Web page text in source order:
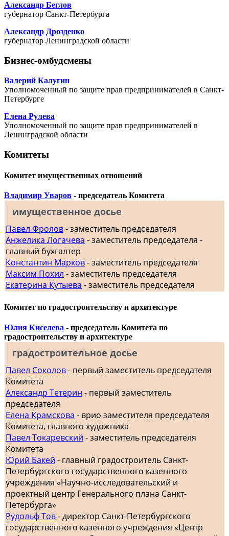
Александр Беглов
губернатор Санкт-Петербурга
Александр Дрозденко
губернатор Ленинградской области
Бизнес-омбудсмены
Валерий Калугин
Уполномоченный по защите прав предпринимателей в Санкт-
Петербурге
Елена Рулева
Уполномоченный по защите прав предпринимателей в
Ленинградской области
Комитеты
Комитет имущественных отношений
Владимир Уваров - председатель Комитета
имущественное досье
Павел Фролов- заместитель председателя
Анжелика Логачева - заместитель председателя -
главный бухгалтер
Константин Марков- заместитель председателя
Максим Похил - заместитель председателя
Екатерина Кутыева - заместитель председателя
Комитет по градостроительству и архитектуре
Юлия Киселева - председатель Комитета по
градостроительству и архитектуре
градостроительное досье
Павел Соколов- первый заместитель председателя
Комитета
Александр Тетерин - первый заместитель
председателя
Елена Крамскова - врио заместителя председателя
Комитета, главного художника
Павел Токаревский - заместитель председателя
Комитета
Юрий Бакей - главный градостроитель Санкт-
Петербургского государственного казенного
учреждения «Научно-исследовательский и
проектный центр Генерального плана Санкт-
Петербурга»
Рудольф Тов- директор Санкт-Петербургского
государственного казенного учреждения «Центр